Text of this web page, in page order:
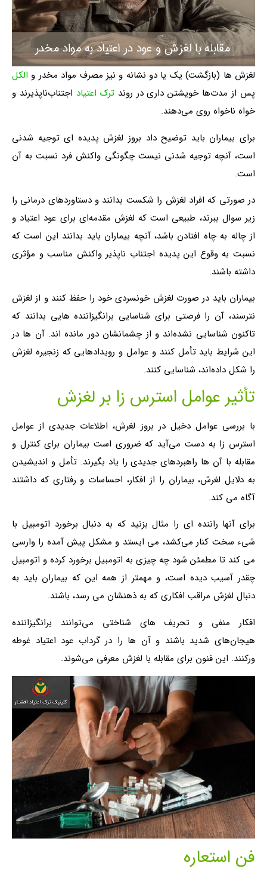
لغزش ها (بازگشت) یک یا دو نشانه و نیز مصرف مواد مخدر و الکل
پس از مدت‌ها خویشتن داری در روندترک اعتیاد اجتناب‌ناپذیرند و
خواه ناخواه روی می‌دهند.
برای بیماران باید توضیح داد بروز لغزش پدیده ای توجیه شدنی
است، آنچه توجیه شدنی نیست چگونگی واکنش فرد نسبت به آن
است.
در صورتی که افراد لغزش را شکست بدانند و دستاوردهای درمانی را
زیر سوال ببرند، طبیعی است که لغزش مقدمه‌ای برای عود اعتیاد و
از چاله به چاه افتادن باشد، آنچه بیماران باید بدانند این است که
نسبت به وقوع این پدیده اجتناب ناپذیر واکنش مناسب و مؤثری
داشته باشند.
بیماران باید در صورت لغزش خونسردی خود را حفظ کنند و از لغزش
نترسند، آن را فرصتی برای شناسایی برانگیزاننده هایی بدانند که
تاکنون شناسایی نشده‌اند و از چشمانشان دور مانده اند. آن ها در
این شرایط باید تأمل کنند و عوامل و رویدادهایی که زنجیره لغزش
را شکل داده‌اند، شناسایی کنند.
تأثیر عوامل استرس زا بر لغزش
با بررسی عوامل دخیل در بروز لغرش، اطلاعات جدیدی از عوامل
استرس زا به دست می‌آید که ضروری است بیماران برای کنترل و
مقابله با آن ها راهبردهای جدیدی را یاد بگیرند. تأمل و اندیشیدن
به دلایل لغرش، بیماران را از افکار، احساسات و رفتاری که داشتند
آگاه می کند.
برای آنها راننده ای را مثال بزنید که به دنبال برخورد اتومبیل با
شیء سخت کنار می‌کشد، می ایستد و مشکل پیش آمده را وارسی
می کند تا مطمئن شود چه چیزی به اتومبیل برخورد کرده و اتومبیل
چقدر آسیب دیده است، و مهمتر از همه این که بیماران باید به
دنبال لغزش مراقب افکاری که به ذهنشان می رسد، باشند.
افکار منفی و تحریف های شناختی می‌توانند برانگیزاننده
هیجان‌های شدید باشند و آن ها را در گرداب عود اعتیاد غوطه
ورکنند. این فنون برای مقابله با لغزش معرفی می‌شوند.
فن استعاره